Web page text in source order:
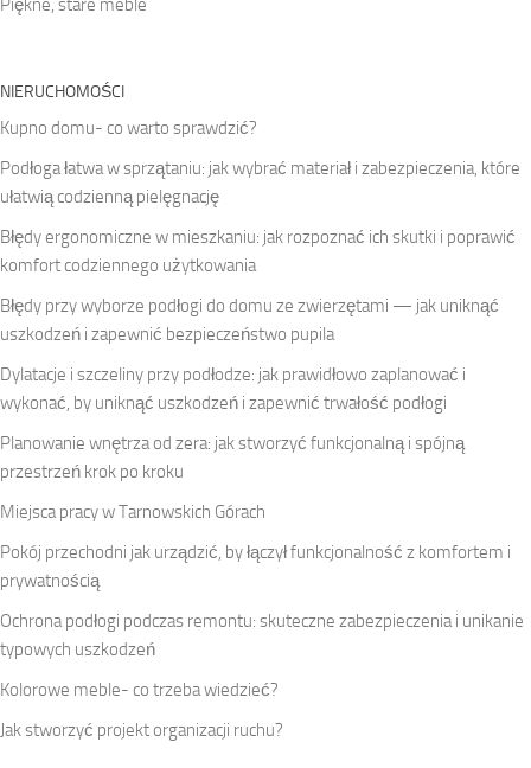
Piękne, stare meble
NIERUCHOMOŚCI
Kupno domu- co warto sprawdzić?
Podłoga łatwa w sprzątaniu: jak wybrać materiał i zabezpieczenia, które
ułatwią codzienną pielęgnację
Błędy ergonomiczne w mieszkaniu: jak rozpoznać ich skutki i poprawić
komfort codziennego użytkowania
Błędy przy wyborze podłogi do domu ze zwierzętami — jak uniknąć
uszkodzeń i zapewnić bezpieczeństwo pupila
Dylatacje i szczeliny przy podłodze: jak prawidłowo zaplanować i
wykonać, by uniknąć uszkodzeń i zapewnić trwałość podłogi
Planowanie wnętrza od zera: jak stworzyć funkcjonalną i spójną
przestrzeń krok po kroku
Miejsca pracy w Tarnowskich Górach
Pokój przechodni jak urządzić, by łączył funkcjonalność z komfortem i
prywatnością
Ochrona podłogi podczas remontu: skuteczne zabezpieczenia i unikanie
typowych uszkodzeń
Kolorowe meble- co trzeba wiedzieć?
Jak stworzyć projekt organizacji ruchu?